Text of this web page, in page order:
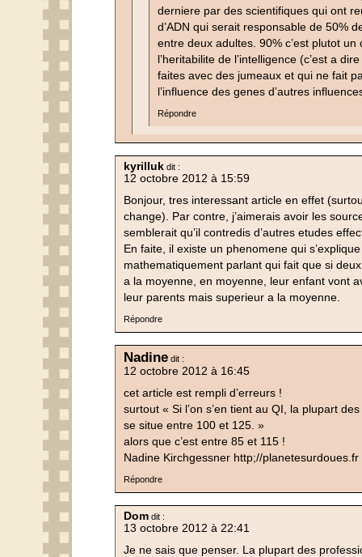
derniere par des scientifiques qui ont
d’ADN qui serait responsable de 50%
entre deux adultes. 90% c’est plutot
l’heritabilite de l’intelligence (c’est a
faites avec des jumeaux et qui ne fait
l’influence des genes d’autres
Répondre
kyrilluk dit :
12 octobre 2012 à 15:59
Bonjour, tres interessant article en effet
change). Par contre, j’aimerais avoir les
semblerait qu’il contredis d’autres etudes
En faite, il existe un phenomene qui
mathematiquement parlant qui fait que si
a la moyenne, en moyenne, leur enfant vont
leur parents mais superieur a la moyenne.
Répondre
Nadine dit :
12 octobre 2012 à 16:45
cet article est rempli d’erreurs !
surtout « Si l’on s’en tient au QI, la plupart
se situe entre 100 et 125. »
alors que c’est entre 85 et 115 !
Nadine Kirchgessner http;//planetesurdoues.fr
Répondre
Dom dit :
13 octobre 2012 à 22:41
Je ne sais que penser. La plupart des